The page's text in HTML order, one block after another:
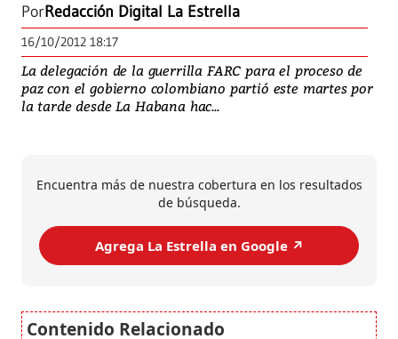
PorRedacción Digital La Estrella
16/10/2012 18:17
La delegación de la guerrilla FARC para el proceso de
paz con el gobierno colombiano partió este martes por
la tarde desde La Habana hac...
Encuentra más de nuestra cobertura en los resultados
de búsqueda.
Agrega La Estrella en Google ↗️